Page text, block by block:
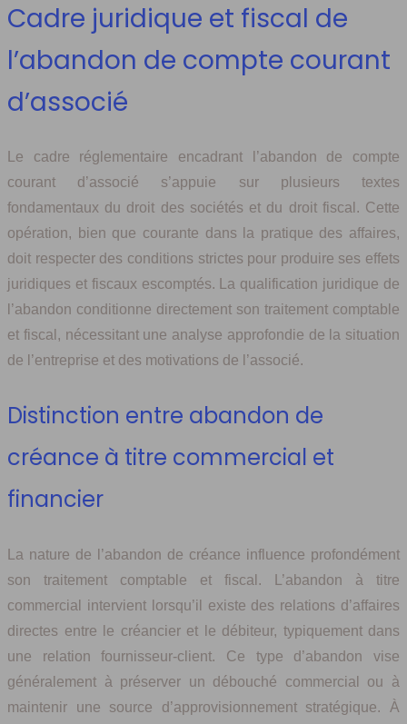
Cadre juridique et fiscal de
l’abandon de compte courant
d’associé
Le cadre réglementaire encadrant l’abandon de compte
courant d’associé s’appuie sur plusieurs textes
fondamentaux du droit des sociétés et du droit fiscal. Cette
opération, bien que courante dans la pratique des affaires,
doit respecter des conditions strictes pour produire ses effets
juridiques et fiscaux escomptés. La qualification juridique de
l’abandon conditionne directement son traitement comptable
et fiscal, nécessitant une analyse approfondie de la situation
de l’entreprise et des motivations de l’associé.
Distinction entre abandon de
créance à titre commercial et
financier
La nature de l’abandon de créance influence profondément
son traitement comptable et fiscal. L’abandon à titre
commercial intervient lorsqu’il existe des relations d’affaires
directes entre le créancier et le débiteur, typiquement dans
une relation fournisseur-client. Ce type d’abandon vise
généralement à préserver un débouché commercial ou à
maintenir une source d’approvisionnement stratégique. À